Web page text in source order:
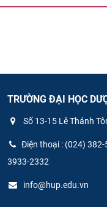
TRƯỜNG ĐẠI HỌC
Số 13-15 Lê Thánh
Điện thoại : (024)
3933-2332
info@hup.edu.vn